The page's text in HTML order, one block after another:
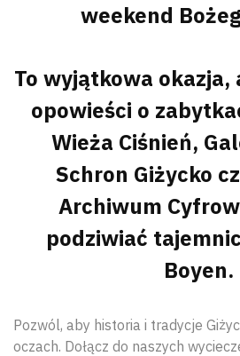
weekend
To wyjątkowa okazja,
opowieści o
Wieża Ciśnień,
Schron Giżycko
Archiwum
podziwiać
Boyen.
Pozwól, aby historia i tradycje
oczach. Dołącz do naszych